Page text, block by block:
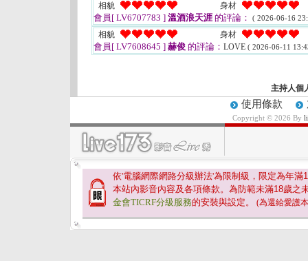
相貌 身材
會員[ LV6707783 ] 溫酒浪天涯 的評論： ( 2026-06-16
相貌 身材
會員[ LV7608645 ] 赫俊 的評論： LOVE ( 2026-06-11
主持人個
使用條款
Copyright © 2026 By
依'電腦網際網路分級辦法'為限制級，限定為年滿
本站內影音內容及各項條款。為防範未滿18歲之
金會TICRF分級服務的安裝與設定。 (為還給愛護